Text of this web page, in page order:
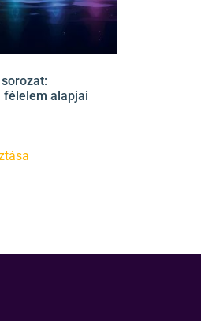
félelem alapjai